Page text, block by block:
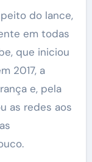
do lance,
em todas
que iniciou
2017, a
e, pela
as redes aos